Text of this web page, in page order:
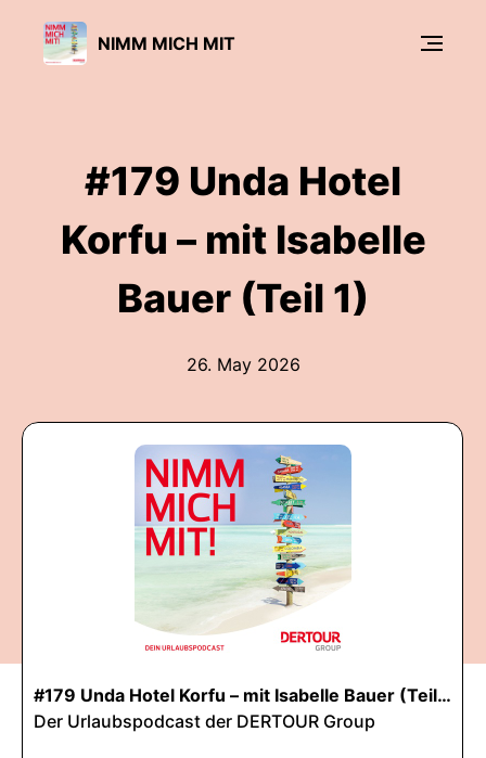
NIMM MICH MIT
#179 Unda Hotel
Korfu – mit Isabelle
Bauer (Teil 1)
26. May 2026